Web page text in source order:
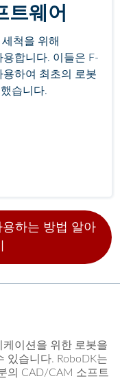
트웨어
척을 위해
용합니다. 이들은 F-
하여 최초의 로봇
습니다.
정보
하는 방법 알아
케이션을 위한 로봇을
있습니다. RoboDK는
의 CAD/CAM 소프트